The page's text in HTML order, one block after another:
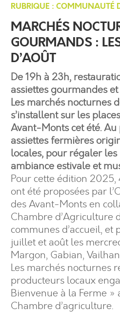
RUBRIQUE : COMMUNAUTÉ
MARCHÉS
GOURMANDS :
D’AOÛT
De 19h à 23h,
assiettes gourmandes
Les marchés nocturnes
s’installent sur les
Avant-Monts cet été.
assiettes fermières
locales, pour régaler
ambiance estivale et
Pour cette édition 2025,
ont été proposées par
des Avant-Monts en
Chambre d’Agriculture
communes d’accueil, et
juillet et août les
Margon, Gabian,
Les marchés nocturnes
producteurs locaux
Bienvenue à la Ferme »
Chambre d’agriculture.